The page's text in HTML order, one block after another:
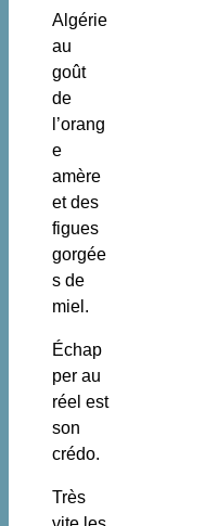
Algérie
au
goût
de
l’orang
e
amère
et des
figues
gorgée
s de
miel.
Échap
per au
réel est
son
crédo.
Très